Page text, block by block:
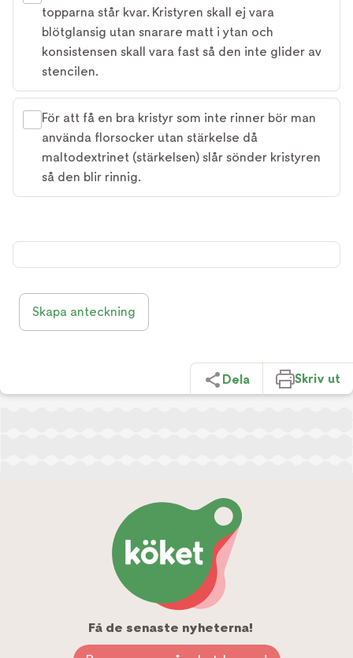
topparna står kvar. Kristyren skall ej vara
blötglansig utan snarare matt i ytan och
konsistensen skall vara fast så den inte glider av
stencilen.
För att få en bra kristyr som inte rinner bör man
använda florsocker utan stärkelse då
maltodextrinet (stärkelsen) slår sönder kristyren
så den blir rinnig.
Skapa anteckning
Dela Skriv ut
Få de senaste nyheterna!